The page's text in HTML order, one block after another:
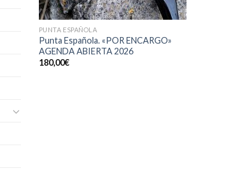
PUNTA ESPAÑOLA
Punta Española. «POR ENCARGO»
AGENDA ABIERTA 2026
180,00€